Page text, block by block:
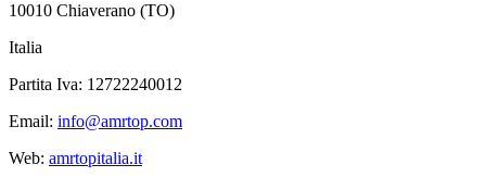
10010 Chiaverano (TO)
Italia
Partita Iva: 12722240012
Email: info@amrtop.com
Web: amrtopitalia.it